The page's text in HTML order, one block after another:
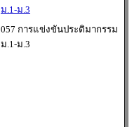
ม.1-ม.3
057 การแข่งขันประติมากรรม
ม.1-ม.3